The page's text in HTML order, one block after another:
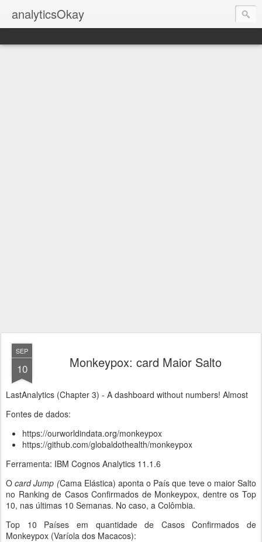
analyticsOkay
SEP
10 Monkeypox: card Maior Salto
LastAnalytics (Chapter 3) - A dashboard without numbers! Almost
Fontes de dados:
https://ourworldindata.org/monkeypox
https://github.com/globaldothealth/monkeypox
Ferramenta: IBM Cognos Analytics 11.1.6
Ocard Jump (Cama Elástica) aponta o País que teve o maior Salto
no Ranking de Casos Confirmados de Monkeypox, dentre os Top
10, nas últimas 10 Semanas. No caso, a Colômbia.
Top 10 Países em quantidade de Casos Confirmados de
Monkeypox (Varíola dos Macacos):